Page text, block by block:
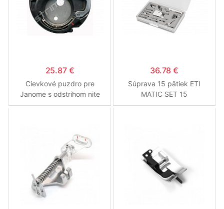
25.87 €
Cievkové puzdro pre
Janome s odstrihom nite
(Náhradné diely pre šijacie
36.78 €
Súprava 15 pätiek ETI
MATIC SET 15